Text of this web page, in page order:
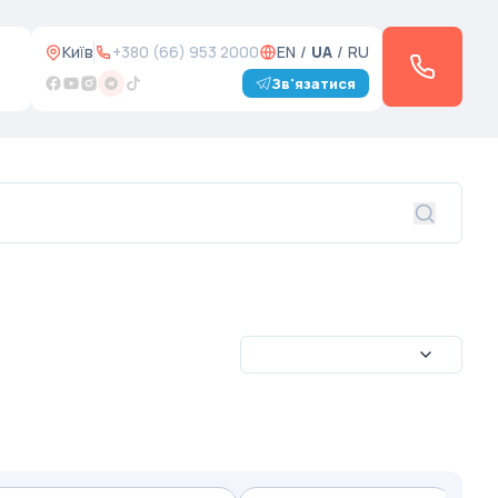
Київ +380 (66) 953 2000 EN / UA / RU
Зв'язатися